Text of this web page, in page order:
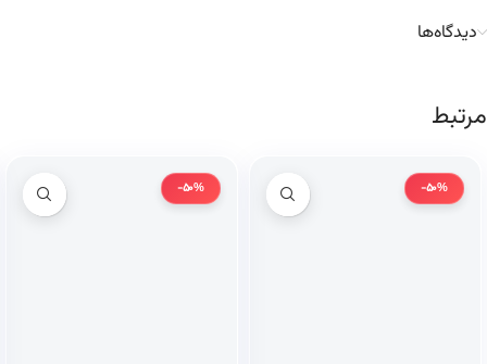
دیدگاه‌ها
مرتبط
-50%
-50%